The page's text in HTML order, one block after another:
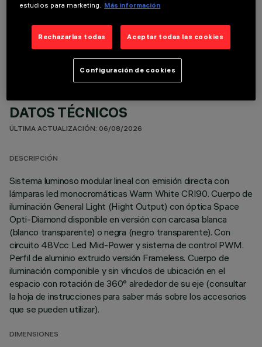
COMPONENTES OPCIONALES
DATOS TÉCNICOS
ÚLTIMA ACTUALIZACIÓN: 06/08/2026
DESCRIPCIÓN
Sistema luminoso modular lineal con emisión directa con
lámparas led monocromáticas Warm White CRI90. Cuerpo de
iluminación General Light (Hight Output) con óptica Space
Opti-Diamond disponible en versión con carcasa blanca
(blanco transparente) o negra (negro transparente). Con
circuito 48Vcc Led Mid-Power y sistema de control PWM.
Perfil de aluminio extruido versión Frameless. Cuerpo de
iluminación componible y sin vínculos de ubicación en el
espacio con rotación de 360° alrededor de su eje (consultar
la hoja de instrucciones para saber más sobre los accesorios
que se pueden utilizar).
DIMENSIONES
estudios para marketing.
Más información
Rechazarlas todas Aceptar todas las cookies
Configuración de cookies